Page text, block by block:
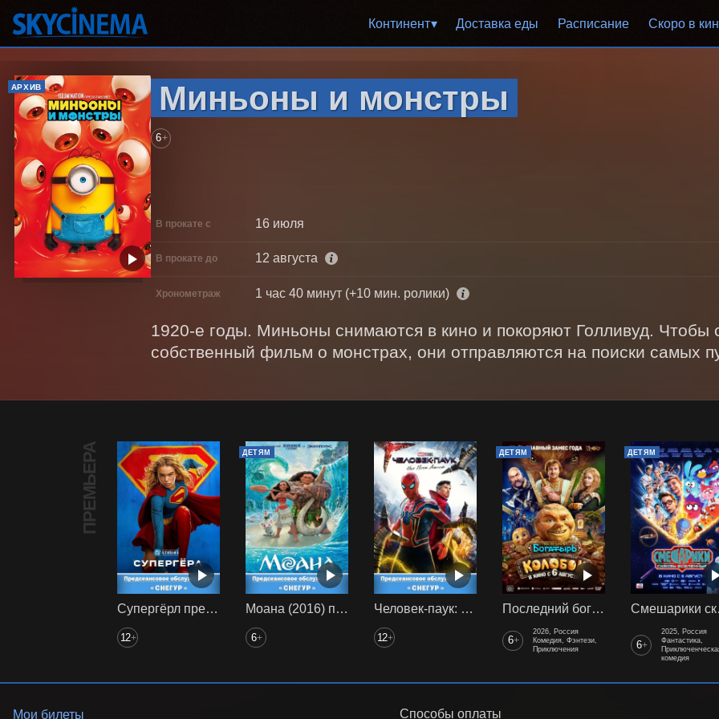
Континент Доставка еды Расписание Скоро в
АРХИВ Миньоны и монстры
6+
В прокате с 16 июля
В прокате до 12 августа
Хронометраж 1 час 40 минут (+10 мин. ролики)
1920-е годы. Миньоны снимаются в кино и покоряют Голливуд. Чтобы
собственный фильм о монстрах, они отправляются на поиски самых
ПРЕМЬЕРА
Супергёрл предс. обсл. Снегур
12+
ДЕТЯМ
Моана (2016) предс. обсл. Снегур
6+
Человек-паук: Нет пути домой (2021) предс. обсл. Снегур
12+
ДЕТЯМ
Последний богатырь. Колобок
6+
2026, Россия
Комедия, Фэнтези,
Приключения
ДЕТЯМ
6+
2025, Россия
Фантастика,
комедия
Мои билеты Способы оплаты